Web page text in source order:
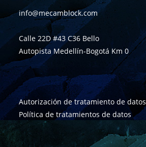
info@mecamblock.com
Calle 22D #43 C36 Bello
Autopista Medellín-Bogotá Km 0
Autorización de tratamiento de datos
Política de tratamientos de datos